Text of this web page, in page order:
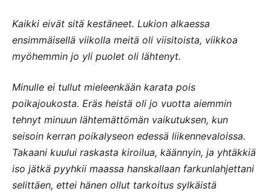
Kaikki eivät sitä kestäneet. Lukion alkaessa
ensimmäisellä viikolla meitä oli viisitoista, viikkoa
myöhemmin jo yli puolet oli lähtenyt.
Minulle ei tullut mieleenkään karata pois
poikajoukosta. Eräs heistä oli jo vuotta aiemmin
tehnyt minuun lähtemättömän vaikutuksen, kun
seisoin kerran poikalyseon edessä liikennevaloissa.
Takaani kuului raskasta kiroilua, käännyin, ja yhtäkkiä
iso jätkä pyyhkii maassa hanskallaan farkunlahjettani
selittäen, ettei hänen ollut tarkoitus sylkäistä